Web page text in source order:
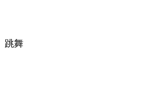
跳舞